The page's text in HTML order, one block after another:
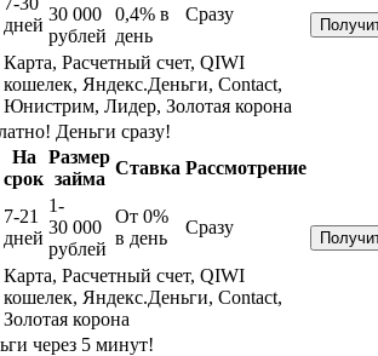
дней
30 000
рублей
0,4% в
день
Сразу
Карта, Расчетный счет, QIWI
кошелек, Яндекс.Деньги, Contact,
Юнистрим, Лидер, Золотая корона
Деньги сразу!
На
срок
Размер
займа
Ставка Рассмотрение
7-21
дней
1-
30 000
рублей
От 0%
в день
Сразу
Карта, Расчетный счет, QIWI
кошелек, Яндекс.Деньги, Contact,
Золотая корона
через 5 минут!